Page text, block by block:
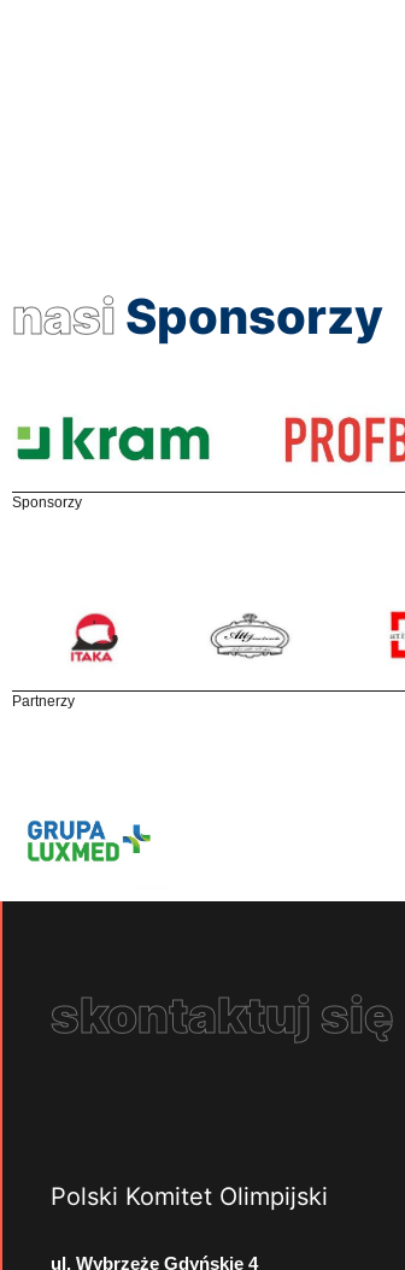
nasi Sponsorzy
Sponsorzy
Partnerzy
skontaktuj się
Polski Komitet Olimpijski
ul. Wybrzeże Gdyńskie 4